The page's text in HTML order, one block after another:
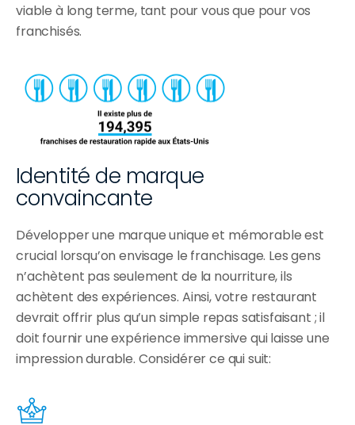
viable à long terme, tant pour vous que pour vos
franchisés.
Identité de marque
convaincante
Développer une marque unique et mémorable est
crucial lorsqu’on envisage le franchisage. Les gens
n’achètent pas seulement de la nourriture, ils
achètent des expériences. Ainsi, votre restaurant
devrait offrir plus qu’un simple repas satisfaisant ; il
doit fournir une expérience immersive qui laisse une
impression durable. Considérer ce qui suit: